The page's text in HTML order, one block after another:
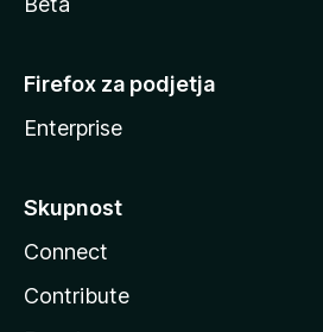
Firefox za podjetja
Enterprise
Skupnost
Connect
Contribute